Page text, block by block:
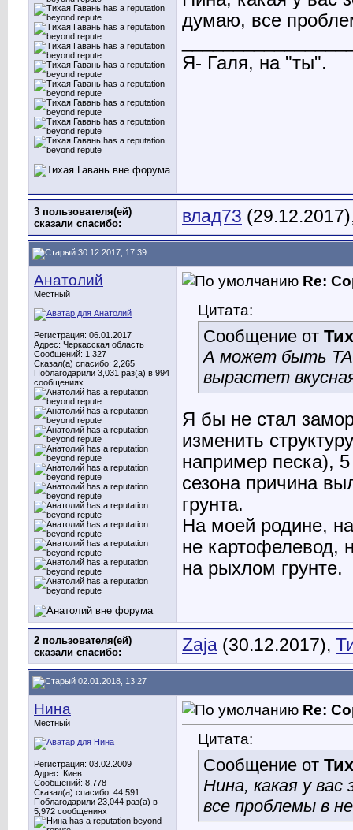
думаю, все
Я- Галя, на "ты".
3 пользователя(ей)
сказали cпасибо:
влад73
30.12.2017, 17:39
Анатолий
Местный
Регистрация: 06.01.2017
Адрес: Черкасская область
Сообщений: 1,327
Сказал(а) спасибо: 2,265
Поблагодарили 3,031 раз(а) в 994
сообщениях
Re:
Цитата:
Сообщение от
А может быть
вырастет
Я бы не стал
изменить
например песка),
сезона причина
грунта.
На моей родине,
не картофелевод,
на рыхлом грунте.
2 пользователя(ей)
сказали cпасибо:
Zaja (30.12.2017),
02.01.2018, 13:27
Нина
Местный
Регистрация: 03.02.2009
Адрес: Киев
Сообщений: 8,778
Сказал(а) спасибо: 44,591
Поблагодарили 23,044 раз(а) в
5,972 сообщениях
Re:
Цитата:
Сообщение от
Нина, какая у
все проблемы в